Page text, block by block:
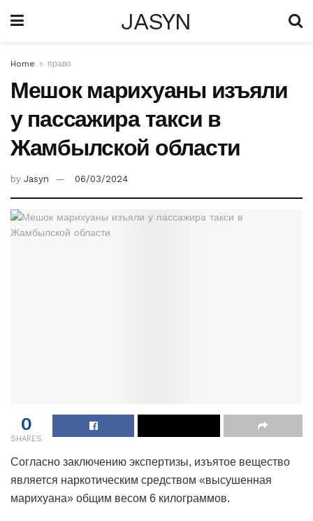
JASYN
Home право
Мешок марихуаны изъяли
у пассажира такси в
Жамбылской области
by Jasyn 06/03/2024
0
SHARES
Согласно заключению экспертизы, изъятое вещество
является наркотическим средством «высушенная
марихуана» общим весом 6 килограммов.